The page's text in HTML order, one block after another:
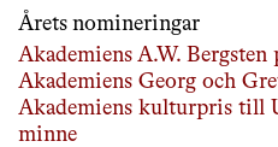
Årets nomineringar
Akademiens A.W. Bergsten
Akademiens Georg och
Akademiens kulturpris till
minne